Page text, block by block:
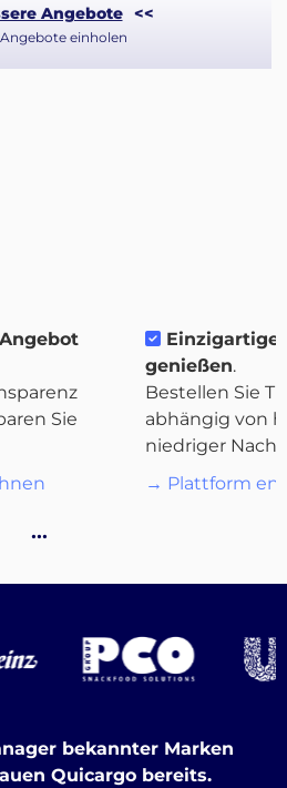
Angebote <<
einholen
Sie
genießen.
Bestellen Sie
abhängig von
niedriger
→ Plattform
…
bekannter Marken
Quicargo bereits.